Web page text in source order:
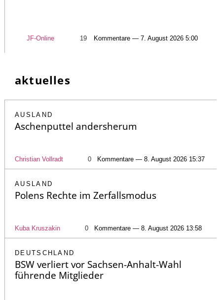
JF-Online 19 Kommentare — 7. August 2026 5:00
aktuelles
AUSLAND
Aschenputtel andersherum
Christian Vollradt 0 Kommentare — 8. August 2026 15:37
AUSLAND
Polens Rechte im Zerfallsmodus
Kuba Kruszakin 0 Kommentare — 8. August 2026 13:58
DEUTSCHLAND
BSW verliert vor Sachsen-Anhalt-Wahl
führende Mitglieder